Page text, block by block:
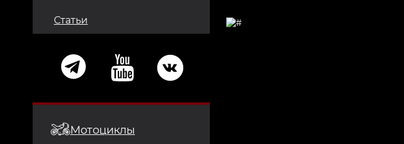
Статьи
Мотоциклы